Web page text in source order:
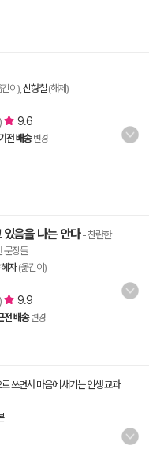
이), 신형철 (해제)
9.6
전 배송 변경
있음을 나는 안다- 찬란한
문장들
자(옮긴이)
9.9
전 배송 변경
쓰면서 마음에 새기는 인생 교과